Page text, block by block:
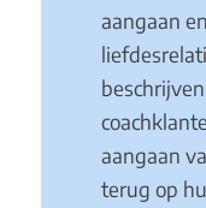
aangaan
aangaan
terug op